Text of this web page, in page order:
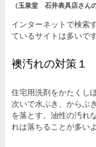
（玉泉堂 石井表具店さん
インターネットで検索
ているサイトは多いで
襖汚れの対策１
住宅用洗剤をかたくし
次いで水ぶき、からぶ
を落とす。油性の汚れ
れは落ちることが多い